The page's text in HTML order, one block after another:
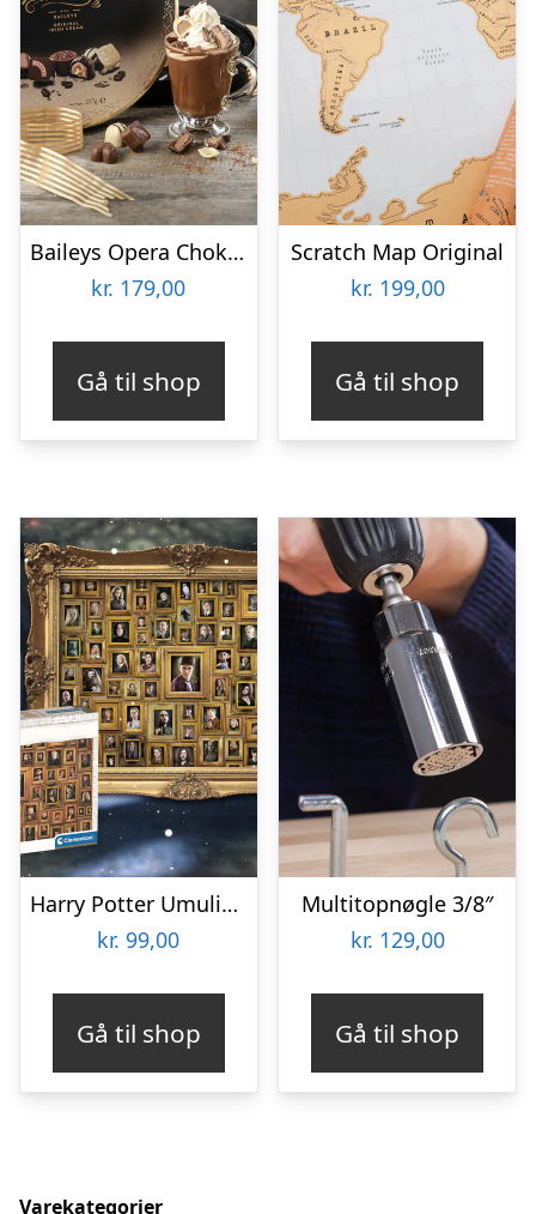
Baileys Opera Chokoladeæske
kr. 179,00
Gå til shop
Scratch Map Original
kr. 199,00
Gå til shop
Harry Potter Umulig Puslespil
kr. 99,00
Gå til shop
Multitopnøgle 3/8″
kr. 129,00
Gå til shop
Varekategorier